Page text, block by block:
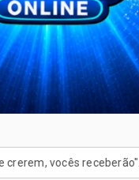
Mateus 21:22